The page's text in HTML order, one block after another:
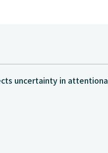
uncertainty in